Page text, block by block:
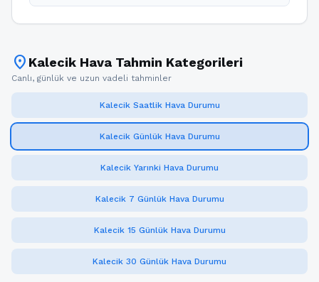
location_on Kalecik Hava Tahmin Kategorileri
Canlı, günlük ve uzun vadeli tahminler
Kalecik Saatlik Hava Durumu
Kalecik Günlük Hava Durumu
Kalecik Yarınki Hava Durumu
Kalecik 7 Günlük Hava Durumu
Kalecik 15 Günlük Hava Durumu
Kalecik 30 Günlük Hava Durumu